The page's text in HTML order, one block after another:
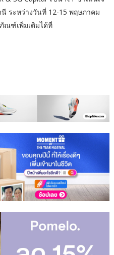
ระหว่างวันที่ 12-15 พฤษภาคม
ณฑ์เพิ่มเติมได้ที่